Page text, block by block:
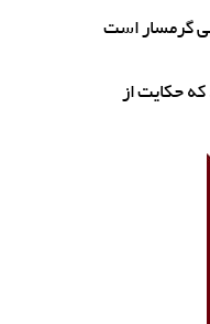
گرمسار است
حکایت از